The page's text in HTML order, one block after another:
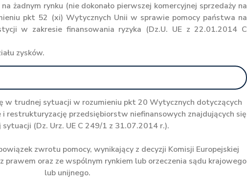
żadnym rynku (nie dokonało pierwszej komercyjnej sprzedaży na
pkt 52 (xi) Wytycznych Unii w sprawie pomocy państwa na
w zakresie finansowania ryzyka (Dz.U. UE z 22.01.2014 C
zysków.
w trudnej sytuacji w rozumieniu pkt 20 Wytycznych dotyczących
restrukturyzację przedsiębiorstw niefinansowych znajdujących się
(Dz. Urz. UE C 249/1 z 31.07.2014 r.).
zwrotu pomocy, wynikający z decyzji Komisji Europejskiej
prawem oraz ze wspólnym rynkiem lub orzeczenia sądu krajowego
lub unijnego.